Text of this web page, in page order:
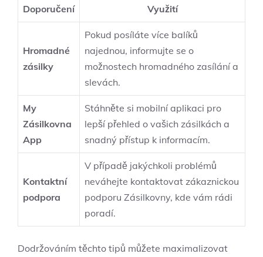
Doporučení Využití
Hromadné
zásilky
Pokud posíláte více balíků
najednou, informujte se o
možnostech hromadného zasílání a
slevách.
My
Zásilkovna
App
Stáhněte si mobilní aplikaci pro
lepší přehled o vašich zásilkách a
snadný přístup k informacím.
Kontaktní
podpora
V případě jakýchkoli problémů
neváhejte kontaktovat zákaznickou
podporu Zásilkovny, kde vám rádi
poradí.
Dodržováním těchto tipů můžete maximalizovat